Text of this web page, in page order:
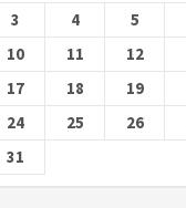
3
4 5
10
11 12
17
18 19
24
25 26
31